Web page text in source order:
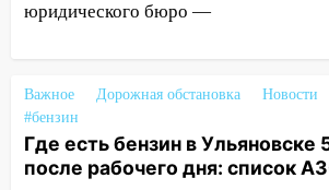
2027 года импорт, выпуск и
врезался в забор
10:27 Где есть бензин в
днем 6 августа: список АЗС
юридического бюро —
Важное Дорожная обстановка Новости
#бензин
Где есть бензин в Ульяновске
после рабочего дня: список